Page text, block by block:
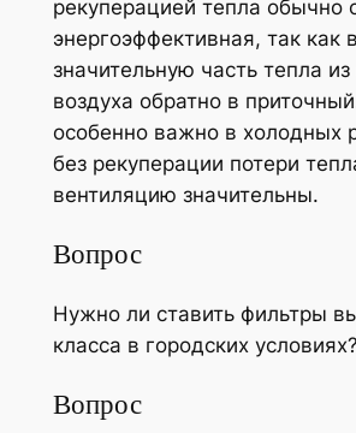
рекуперацией тепла обычно
энергоэффективная, так как
значительную часть тепла
воздуха обратно в
особенно важно в холодных
без рекуперации потери
вентиляцию значительны.
Вопрос
Нужно ли ставить фильтры
класса в городских условиях?
Вопрос